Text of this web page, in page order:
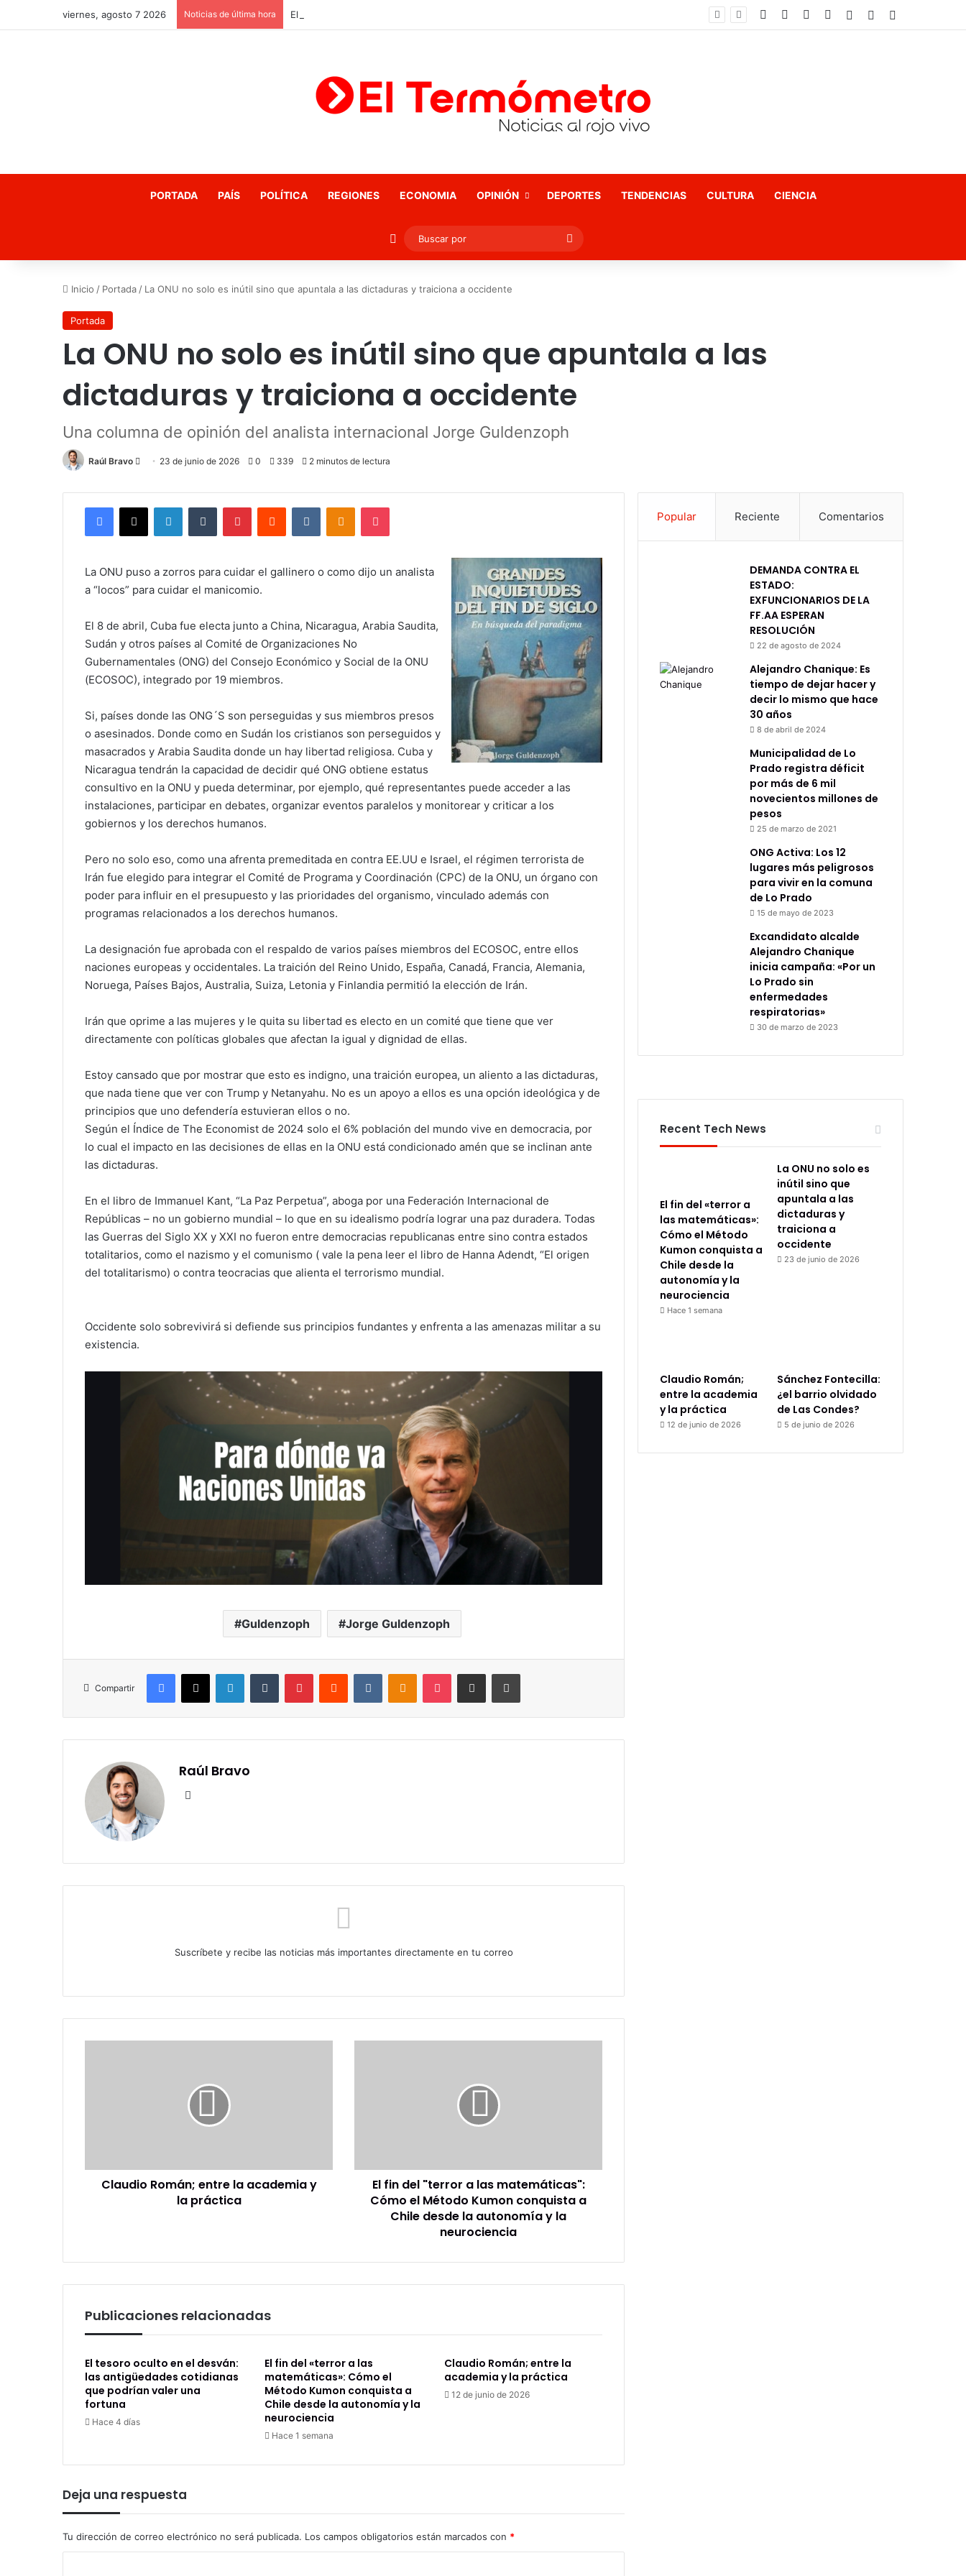
viernes, agosto 7 2026 Noticias de última hora Facebook YouTubeInstagramAccesoPublicación al
PORTADA PAÍS POLÍTICA REGIONES ECONOMIA OPINIÓN DEPORTES TENDENCIAS CULTURA CIENCIA
Publicación al azar
Buscar
por
Inicio / Portada / La ONU no solo es inútil sino que apuntala a las dictaduras y traiciona a occidente
Portada
La ONU no solo es inútil sino que apuntala a las
dictaduras y traiciona a occidente
Una columna de opinión del analista internacional Jorge Guldenzoph
Raúl Bravo
Send
email
23 de junio de 2026 0 339 2 minutos de lectura
Facebook
X LinkedInTumblr PinterestReddit VKontakteOdnoklassniki
Pocket
La ONU puso a zorros para cuidar el gallinero o como dijo un analista
a “locos” para cuidar el manicomio.
El 8 de abril, Cuba fue electa junto a China, Nicaragua, Arabia Saudita,
Sudán y otros países al Comité de Organizaciones No
Gubernamentales (ONG) del Consejo Económico y Social de la ONU
(ECOSOC), integrado por 19 miembros.
Si, países donde las ONG´S son perseguidas y sus miembros presos
o asesinados. Donde como en Sudán los cristianos son perseguidos y
masacrados y Arabia Saudita donde un hay libertad religiosa. Cuba y
Nicaragua tendrán la capacidad de decidir qué ONG obtiene estatus
consultivo en la ONU y pueda determinar, por ejemplo, qué representantes puede acceder a las
instalaciones, participar en debates, organizar eventos paralelos y monitorear y criticar a los
gobiernos y los derechos humanos.
Pero no solo eso, como una afrenta premeditada en contra EE.UU e Israel, el régimen terrorista de
Irán fue elegido para integrar el Comité de Programa y Coordinación (CPC) de la ONU, un órgano con
poder para influir en el presupuesto y las prioridades del organismo, vinculado además con
programas relacionados a los derechos humanos.
La designación fue aprobada con el respaldo de varios países miembros del ECOSOC, entre ellos
naciones europeas y occidentales. La traición del Reino Unido, España, Canadá, Francia, Alemania,
Noruega, Países Bajos, Australia, Suiza, Letonia y Finlandia permitió la elección de Irán.
Irán que oprime a las mujeres y le quita su libertad es electo en un comité que tiene que ver
directamente con políticas globales que afectan la igual y dignidad de ellas.
Estoy cansado que por mostrar que esto es indigno, una traición europea, un aliento a las dictaduras,
que nada tiene que ver con Trump y Netanyahu. No es un apoyo a ellos es una opción ideológica y de
principios que uno defendería estuvieran ellos o no.
Según el Índice de The Economist de 2024 solo el 6% población del mundo vive en democracia, por
lo cual el impacto en las decisiones de ellas en la ONU está condicionado amén que se inclinan ante
las dictaduras.
En el libro de Immanuel Kant, “La Paz Perpetua”, aboga por una Federación Internacional de
Repúblicas – no un gobierno mundial – lo que en su idealismo podría lograr una paz duradera. Todas
las Guerras del Siglo XX y XXI no fueron entre democracias republicanas entre sino contra estados
totalitarios, como el nazismo y el comunismo ( vale la pena leer el libro de Hanna Adendt, “El origen
del totalitarismo) o contra teocracias que alienta el terrorismo mundial.
Occidente solo sobrevivirá si defiende sus principios fundantes y enfrenta a las amenazas militar a su
existencia.
Guldenzoph Jorge Guldenzoph
Compartir
Facebook
X LinkedInTumblr PinterestReddit VKontakteOdnoklassniki
Pocket Compartir por correo electrónicoImprimir
Raúl Bravo
Suscríbete y recibe las noticias más importantes directamente en tu correo
Claudio Román; entre la academia y
la práctica
el
Método
Kumon
conquista
autonomía
neurociencia
El fin del "terror a las matemáticas":
Cómo el Método Kumon conquista a
Chile desde la autonomía y la
neurociencia
Publicaciones relacionadas
El tesoro oculto en el desván:
las antigüedades cotidianas
que podrían valer una
fortuna
Hace 4 días
El fin del «terror a las
matemáticas»: Cómo el
Método Kumon conquista a
Chile desde la autonomía y la
neurociencia
Hace 1 semana
Claudio Román; entre la
academia y la práctica
12 de junio de 2026
Deja una respuesta
Tu dirección de correo electrónico no será publicada. Los campos obligatorios están marcados con *
Popular Reciente Comentarios
DEMANDA CONTRA EL
ESTADO:
EXFUNCIONARIOS DE LA
FF.AA ESPERAN
RESOLUCIÓN
22 de agosto de 2024
Alejandro Chanique: Es
tiempo de dejar hacer y
decir lo mismo que hace
30 años
8 de abril de 2024
Municipalidad de Lo
Prado registra déficit
por más de 6 mil
novecientos millones de
pesos
25 de marzo de 2021
ONG Activa: Los 12
lugares más peligrosos
para vivir en la comuna
de Lo Prado
15 de mayo de 2023
Excandidato alcalde
Alejandro Chanique
inicia campaña: «Por un
Lo Prado sin
enfermedades
respiratorias»
30 de marzo de 2023
Recent Tech News
El fin del «terror a
las matemáticas»:
Cómo el Método
Kumon conquista a
Chile desde la
autonomía y la
neurociencia
Hace 1 semana
La ONU no solo es
inútil sino que
apuntala a las
dictaduras y
traiciona a
occidente
23 de junio de 2026
Claudio Román;
entre la academia
y la práctica
12 de junio de 2026
Sánchez Fontecilla:
¿el barrio olvidado
de Las Condes?
5 de junio de 2026